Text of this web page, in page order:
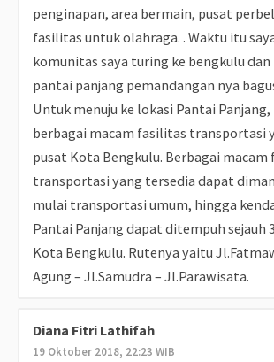
penginapan, area bermain, pusat
fasilitas untuk olahraga. . Waktu itu
komunitas saya turing ke bengkulu
pantai panjang pemandangan nya
Untuk menuju ke lokasi Pantai
berbagai macam fasilitas transportasi
pusat Kota Bengkulu. Berbagai macam
transportasi yang tersedia dapat
mulai transportasi umum, hingga
Pantai Panjang dapat ditempuh sejauh
Kota Bengkulu. Rutenya yaitu
Agung – Jl.Samudra – Jl.Parawisata.
Diana Fitri Lathifah
19 Oktober 2018, 22:23 WIB